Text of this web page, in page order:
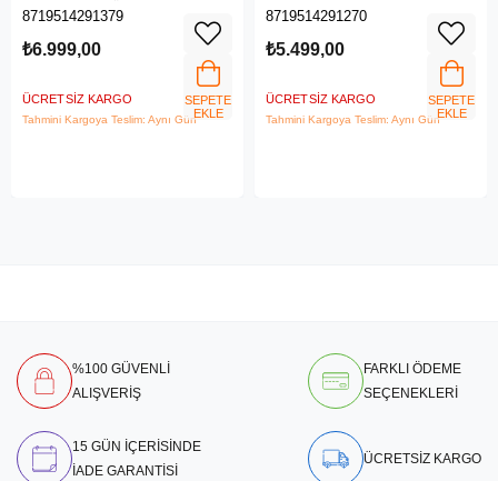
E27 Bluetooth Özellikli
8719514291379
₺6.999,00
ÜCRETSIZ KARGO
Tahmini Kargoya Teslim: Aynı Gün
SEPETE
EKLE
Başlangıç Seti 3'lü, Akıllı Butonlu,
8719514291270
₺5.499,00
ÜCRETSIZ KARGO
Tahmini Kargoya Teslim: Aynı Gün
SEPETE
EKLE
%100 GÜVENLİ
ALIŞVERİŞ
FARKLI ÖDEME
SEÇENEKLERİ
15 GÜN İÇERİSİNDE
İADE GARANTİSİ
ÜCRETSİZ KARGO